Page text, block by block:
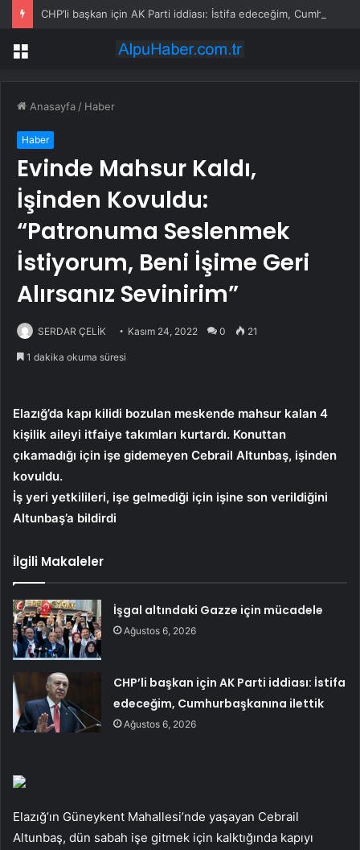
Menü
Anasayfa / Haber
Haber
Evinde Mahsur Kaldı,
İşinden Kovuldu:
“Patronuma Seslenmek
İstiyorum, Beni İşime Geri
Alırsanız Sevinirim”
SERDAR ÇELİK Kasım 24, 2022 0 21
1 dakika okuma süresi
Elazığ’da kapı kilidi bozulan meskende mahsur kalan 4
kişilik aileyi itfaiye takımları kurtardı. Konuttan
çıkamadığı için işe gidemeyen Cebrail Altunbaş, işinden
kovuldu.
İş yeri yetkilileri, işe gelmediği için işine son verildiğini
Altunbaş’a bildirdi
İlgili Makaleler
İşgal altındaki Gazze için mücadele
Ağustos 6, 2026
CHP’li başkan için AK Parti iddiası: İstifa
edeceğim, Cumhurbaşkanına ilettik
Ağustos 6, 2026
Elazığ’ın Güneykent Mahallesi’nde yaşayan Cebrail
Altunbaş, dün sabah işe gitmek için kalktığında kapıyı